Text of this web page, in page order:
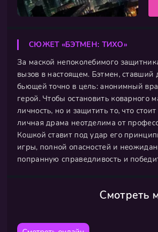
СЮЖЕТ «БЭТМЕН: ТИХО»
За маской непоколебимого
вызов в настоящем. Бэтмен,
бьющей точно в цель: анонимный
герой. Чтобы остановить коварного
личность, но и защитить то, что
личная драма неотделима от
Кошкой ставит под удар его
игры, полной опасностей и
попранную справедливость и
Смотреть